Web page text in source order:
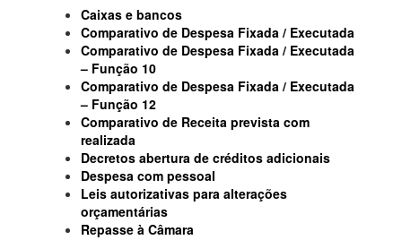
Caixas e bancos
Comparativo de Despesa Fixada / Executada
Comparativo de Despesa Fixada / Executada
– Função 10
Comparativo de Despesa Fixada / Executada
– Função 12
Comparativo de Receita prevista com
realizada
Decretos abertura de créditos adicionais
Despesa com pessoal
Leis autorizativas para alterações
orçamentárias
Repasse à Câmara